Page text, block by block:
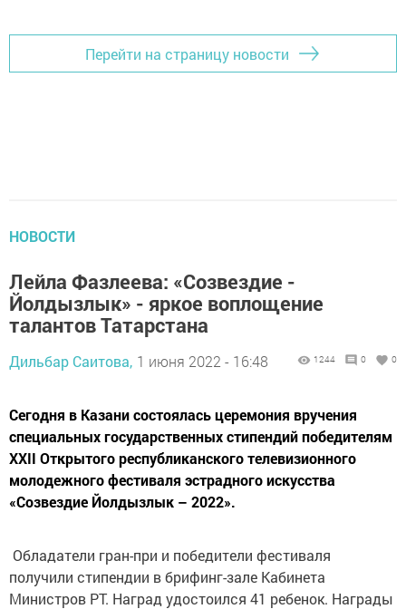
Перейти на страницу новости
НОВОСТИ
Лейла Фазлеева: «Созвездие -
Йолдызлык» - яркое воплощение
талантов Татарстана
Дильбар Саитова, 1 июня 2022 - 16:48 1244 0 0
Сегодня в Казани состоялась церемония вручения
специальных государственных стипендий победителям
XXII Открытого республиканского телевизионного
молодежного фестиваля эстрадного искусства
«Созвездие Йолдызлык – 2022».
Обладатели гран-при и победители фестиваля
получили стипендии в брифинг-зале Кабинета
Министров РТ. Наград удостоился 41 ребенок. Награды